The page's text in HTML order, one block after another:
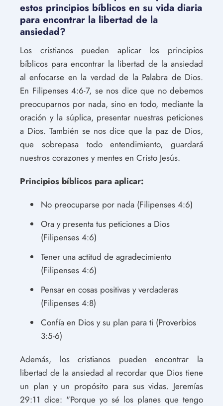
estos principios bíblicos en su vida diaria
para encontrar la libertad de la
ansiedad?
Los cristianos pueden aplicar los principios
bíblicos para encontrar la libertad de la ansiedad
al enfocarse en la verdad de la Palabra de Dios.
En Filipenses 4:6-7, se nos dice que no debemos
preocuparnos por nada, sino en todo, mediante la
oración y la súplica, presentar nuestras peticiones
a Dios. También se nos dice que la paz de Dios,
que sobrepasa todo entendimiento, guardará
nuestros corazones y mentes en Cristo Jesús.
Principios bíblicos para aplicar:
No preocuparse por nada (Filipenses 4:6)
Ora y presenta tus peticiones a Dios
(Filipenses 4:6)
Tener una actitud de agradecimiento
(Filipenses 4:6)
Pensar en cosas positivas y verdaderas
(Filipenses 4:8)
Confía en Dios y su plan para ti (Proverbios
3:5-6)
Además, los cristianos pueden encontrar la
libertad de la ansiedad al recordar que Dios tiene
un plan y un propósito para sus vidas. Jeremías
29:11 dice: "Porque yo sé los planes que tengo